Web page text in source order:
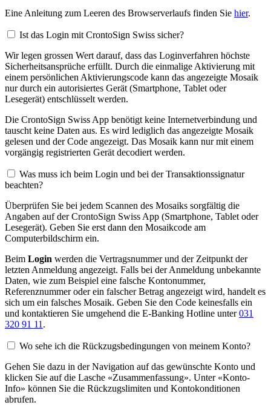
Eine Anleitung zum Leeren des Browserverlaufs finden Sie hier.
Ist das Login mit CrontoSign Swiss sicher?
Wir legen grossen Wert darauf, dass das Loginverfahren höchste
Sicherheitsansprüche erfüllt. Durch die einmalige Aktivierung mit
einem persönlichen Aktivierungscode kann das angezeigte Mosaik
nur durch ein autorisiertes Gerät (Smartphone, Tablet oder
Lesegerät) entschlüsselt werden.
Die CrontoSign Swiss App benötigt keine Internetverbindung und
tauscht keine Daten aus. Es wird lediglich das angezeigte Mosaik
gelesen und der Code angezeigt. Das Mosaik kann nur mit einem
vorgängig registrierten Gerät decodiert werden.
Was muss ich beim Login und bei der Transaktionssignatur
beachten?
Überprüfen Sie bei jedem Scannen des Mosaiks sorgfältig die
Angaben auf der CrontoSign Swiss App (Smartphone, Tablet oder
Lesegerät). Geben Sie erst dann den Mosaikcode am
Computerbildschirm ein.
Beim Login werden die Vertragsnummer und der Zeitpunkt der
letzten Anmeldung angezeigt. Falls bei der Anmeldung unbekannte
Daten, wie zum Beispiel eine falsche Kontonummer,
Referenznummer oder ein falscher Betrag angezeigt wird, handelt es
sich um ein falsches Mosaik. Geben Sie den Code keinesfalls ein
und kontaktieren Sie umgehend die E-Banking Hotline unter031
320 91 11 .
Wo sehe ich die Rückzugsbedingungen von meinem Konto?
Gehen Sie dazu in der Navigation auf das gewünschte Konto und
klicken Sie auf die Lasche «Zusammenfassung». Unter «Konto-
Info» können Sie die Rückzugslimiten und Kontokonditionen
abrufen.